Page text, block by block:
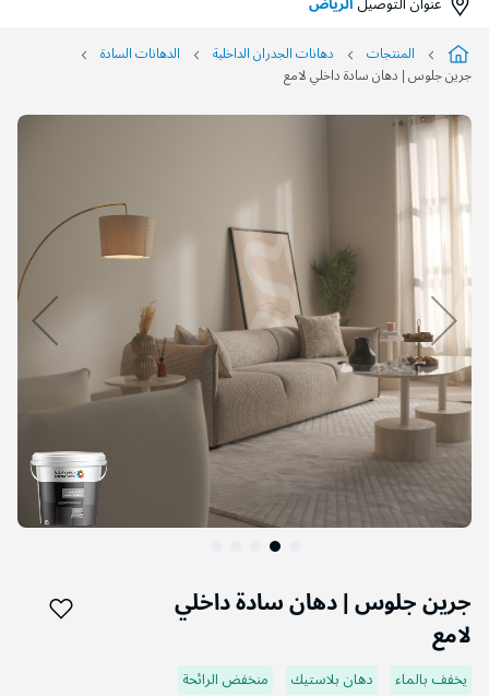
جرين جلوس | دهان سادة داخلي
لامع
دهان سادة لامع، بملمس حريري ناعم يمنح نقاوة لونية عالية ويضفي على
جدرانك ألواناً تدوم طويلاً.
42.55
التخطي
نهاية
معرض
التخطي
إلى
بداية
معرض